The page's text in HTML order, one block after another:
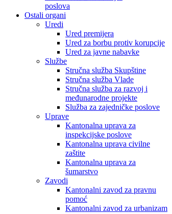
poslova
Ostali organi
Uredi
Ured premijera
Ured za borbu protiv korupcije
Ured za javne nabavke
Službe
Stručna služba Skupštine
Stručna služba Vlade
Stručna služba za razvoj i
međunarodne projekte
Služba za zajedničke poslove
Uprave
Kantonalna uprava za
inspekcijske poslove
Kantonalna uprava civilne
zaštite
Kantonalna uprava za
šumarstvo
Zavodi
Kantonalni zavod za pravnu
pomoć
Kantonalni zavod za urbanizam